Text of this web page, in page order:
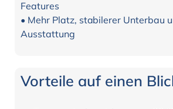
Features
• Mehr Platz, stabilerer Unterbau
Ausstattung
Vorteile auf einen